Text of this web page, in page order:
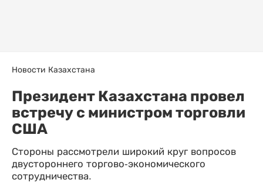
Новости Казахстана
Президент Казахстана провел
встречу с министром торговли
США
Стороны рассмотрели широкий круг вопросов
двустороннего торгово-экономического
сотрудничества.